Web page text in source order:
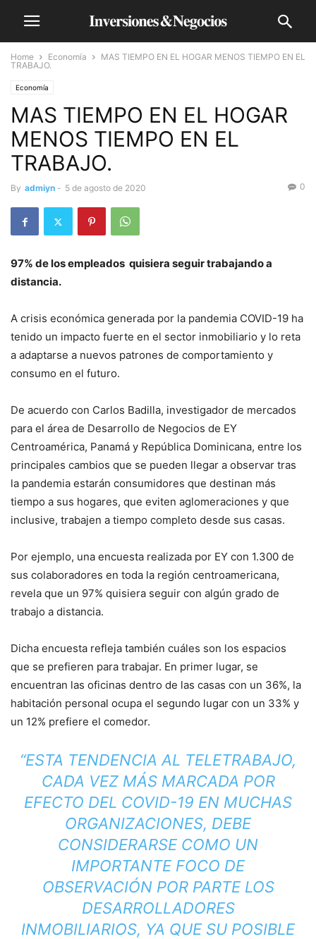
Home Economía
MAS TIEMPO EN EL HOGAR MENOS TIEMPO EN EL
TRABAJO.
Economía
MAS TIEMPO EN EL HOGAR
MENOS TIEMPO EN EL
TRABAJO.
By admiyn - 5 de agosto de 2020 0
97% de los empleados quisiera seguir trabajando a
distancia.
A crisis económica generada por la pandemia COVID-19 ha
tenido un impacto fuerte en el sector inmobiliario y lo reta
a adaptarse a nuevos patrones de comportamiento y
consumo en el futuro.
De acuerdo con Carlos Badilla, investigador de mercados
para el área de Desarrollo de Negocios de EY
Centroamérica, Panamá y República Dominicana, entre los
principales cambios que se pueden llegar a observar tras
la pandemia estarán consumidores que destinan más
tiempo a sus hogares, que eviten aglomeraciones y que
inclusive, trabajen a tiempo completo desde sus casas.
Por ejemplo, una encuesta realizada por EY con 1.300 de
sus colaboradores en toda la región centroamericana,
revela que un 97% quisiera seguir con algún grado de
trabajo a distancia.
Dicha encuesta refleja también cuáles son los espacios
que se prefieren para trabajar. En primer lugar, se
encuentran las oficinas dentro de las casas con un 36%, la
habitación personal ocupa el segundo lugar con un 33% y
un 12% prefiere el comedor.
“ESTA TENDENCIA AL TELETRABAJO,
CADA VEZ MÁS MARCADA POR
EFECTO DEL COVID-19 EN MUCHAS
ORGANIZACIONES, DEBE
CONSIDERARSE COMO UN
IMPORTANTE FOCO DE
OBSERVACIÓN POR PARTE LOS
DESARROLLADORES
INMOBILIARIOS, YA QUE SU POSIBLE